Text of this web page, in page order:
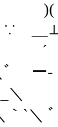
∵
＼ |
`